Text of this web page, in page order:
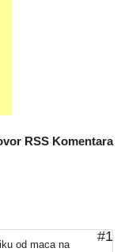
RSS Komentara
#1
od maca na